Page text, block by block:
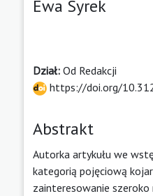
Ewa Syrek
Dział: Od Redakcji
https://doi.org/
Abstrakt
Autorka artykułu we
kategorią pojęciową
zainteresowanie